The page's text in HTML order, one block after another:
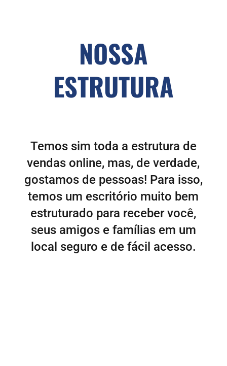
NOSSA
ESTRUTURA
Temos sim toda a estrutura de
vendas online, mas, de verdade,
gostamos de pessoas! Para isso,
temos um escritório muito bem
estruturado para receber você,
seus amigos e famílias em um
local seguro e de fácil acesso.